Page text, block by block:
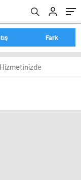
Fark